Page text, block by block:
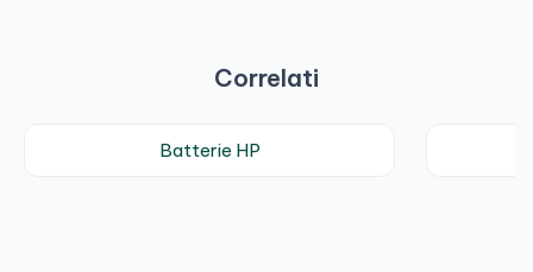
Correlati
Batterie HP